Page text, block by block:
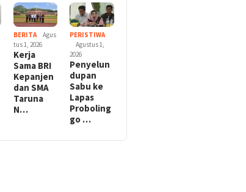
BERITA
Agus
tus 1, 2026
Kerja
Sama BRI
Kepanjen
dan SMA
Taruna
N…
PERISTIWA
Agustus 1,
2026
Penyelun
dupan
Sabu ke
Lapas
Proboling
go …